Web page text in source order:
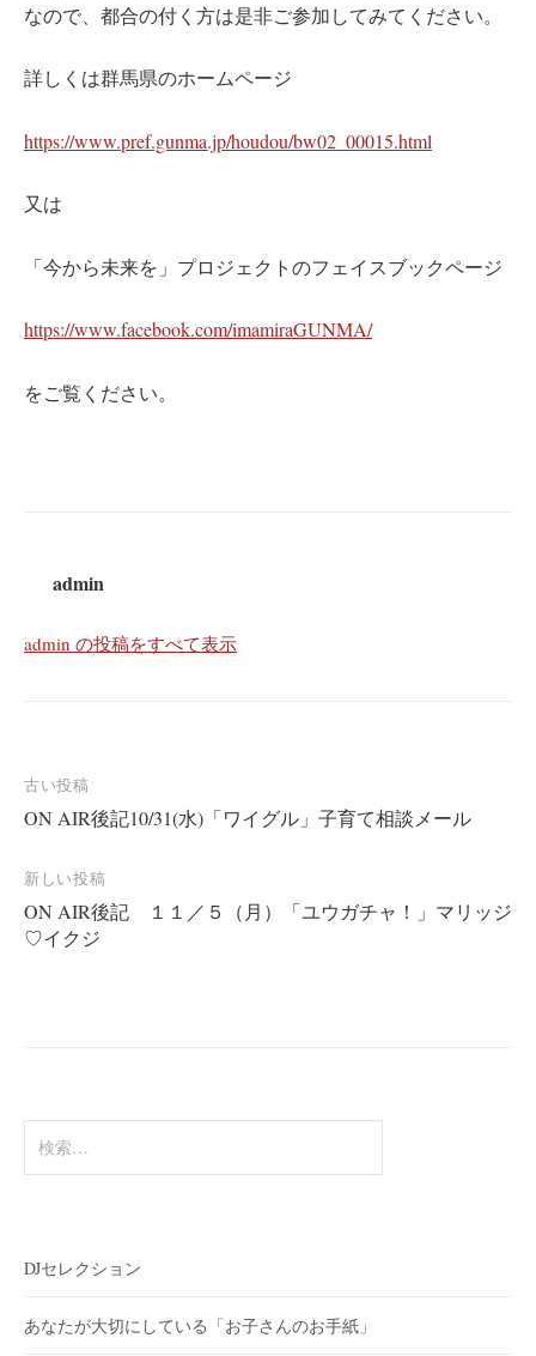
なので、都合の付く方は是非ご参加してみてください。
詳しくは群馬県のホームページ
https://www.pref.gunma.jp/houdou/bw02_00015.html
又は
「今から未来を」プロジェクトのフェイスブックページ
https://www.facebook.com/imamiraGUNMA/
をご覧ください。
admin
admin の投稿をすべて表示
投
稿
ナ
ビ
ゲ
古い投稿
ON AIR後記10/31(水)「ワイグル」子育て相談メール
新しい投稿
ON AIR後記 １１／５（月）「ユウガチャ！」マリッジ
♡イクジ
索:
DJセレクション
あなたが大切にしている「お子さんのお手紙」